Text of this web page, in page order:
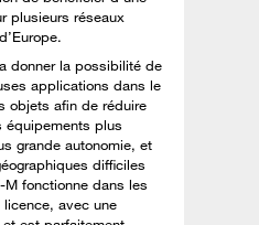
plusieurs réseaux
donner la possibilité de
applications dans le
objets afin de réduire
équipements plus
grande autonomie, et
difficiles
M fonctionne dans les
avec une